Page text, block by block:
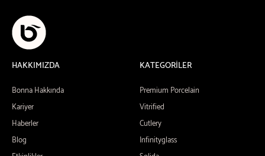
HAKKIMIZDA
Bonna Hakkında
Kariyer
Haberler
Blog
KATEGORİLER
Premium Porcelain
Vitrified
Cutlery
Infinityglass